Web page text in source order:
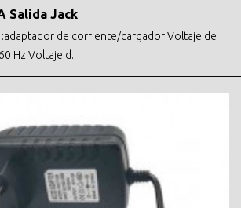
Salida Jack
:adaptador de corriente/cargador Voltaje de
Hz Voltaje d..